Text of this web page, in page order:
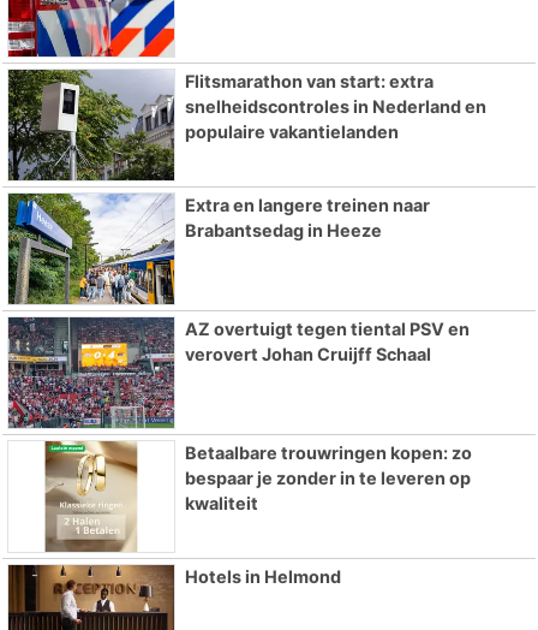
Flitsmarathon van start: extra
snelheidscontroles in Nederland en
populaire vakantielanden
Extra en langere treinen naar
Brabantsedag in Heeze
AZ overtuigt tegen tiental PSV en
verovert Johan Cruijff Schaal
Betaalbare trouwringen kopen: zo
bespaar je zonder in te leveren op
kwaliteit
Hotels in Helmond